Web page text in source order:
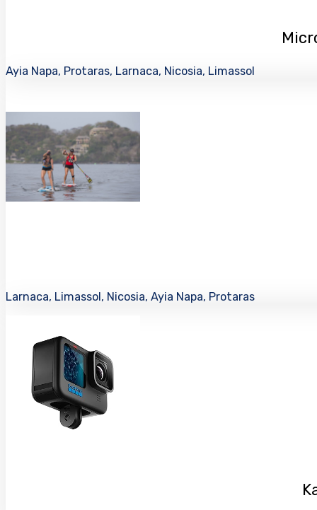
Ayia Napa, Protaras, Larnaca, Nicosia, Limassol
Larnaca, Limassol, Nicosia, Ayia Napa, Protaras